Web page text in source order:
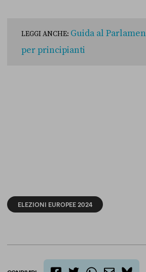
LEGGI ANCHE: Guida al
per principianti
ELEZIONI EUROPEE 2024